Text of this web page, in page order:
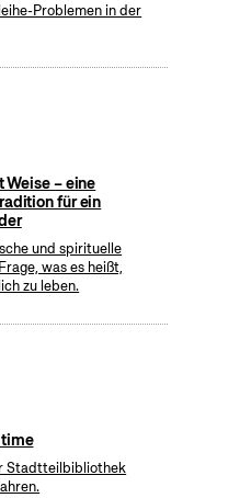
Problemen in der
– eine
für ein
und spirituelle
was es heißt,
zu leben.
Stadtteilbibliothek